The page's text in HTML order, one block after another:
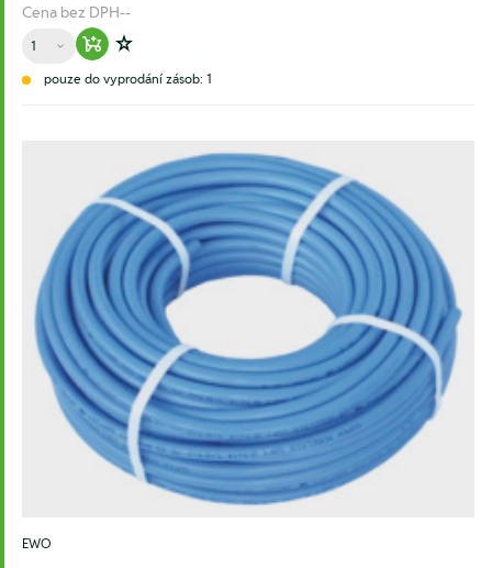
Cena bez DPH--
Množství
Warenkorb hinzufügen
Zur Wunschliste hinzufügen
pouze do vyprodání zásob: 1
EWO